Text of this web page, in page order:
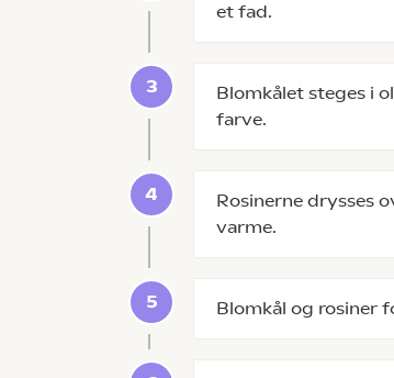
et fad.
Blomkålet steges i
farve.
Rosinerne drysses
varme.
Blomkål og rosiner